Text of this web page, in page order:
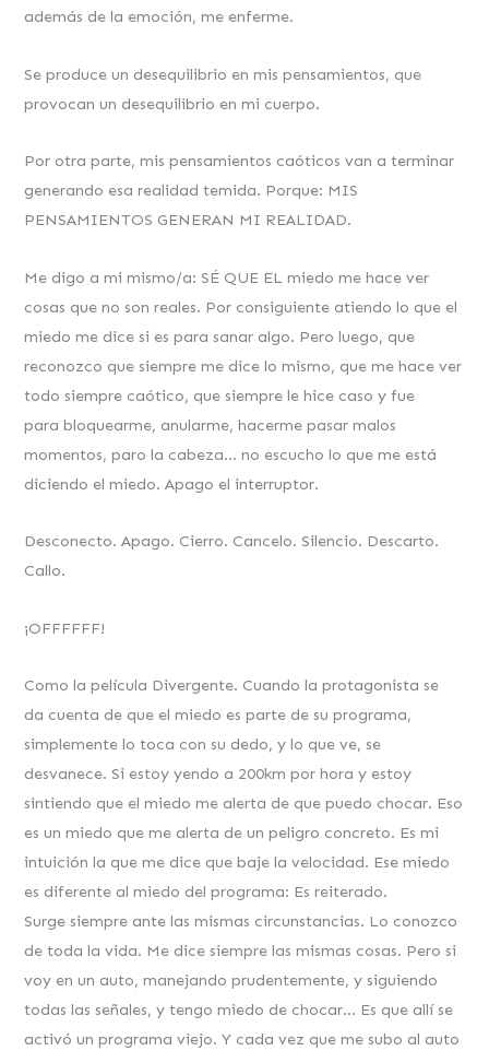
además de la emoción, me enferme.
Se produce un desequilibrio en mis pensamientos, que
provocan un desequilibrio en mi cuerpo.
Por otra parte, mis pensamientos caóticos van a terminar
generando esa realidad temida. Porque: MIS
PENSAMIENTOS GENERAN MI REALIDAD.
Me digo a mi mismo/a: SÉ QUE EL miedo me hace ver
cosas que no son reales. Por consiguiente atiendo lo que el
miedo me dice si es para sanar algo. Pero luego, que
reconozco que siempre me dice lo mismo, que me hace ver
todo siempre caótico, que siempre le hice caso y fue
para bloquearme, anularme, hacerme pasar malos
momentos, paro la cabeza… no escucho lo que me está
diciendo el miedo. Apago el interruptor.
Desconecto. Apago. Cierro. Cancelo. Silencio. Descarto.
Callo.
¡OFFFFFF!
Como la película Divergente. Cuando la protagonista se
da cuenta de que el miedo es parte de su programa,
simplemente lo toca con su dedo, y lo que ve, se
desvanece. Si estoy yendo a 200km por hora y estoy
sintiendo que el miedo me alerta de que puedo chocar. Eso
es un miedo que me alerta de un peligro concreto. Es mi
intuición la que me dice que baje la velocidad. Ese miedo
es diferente al miedo del programa: Es reiterado.
Surge siempre ante las mismas circunstancias. Lo conozco
de toda la vida. Me dice siempre las mismas cosas. Pero si
voy en un auto, manejando prudentemente, y siguiendo
todas las señales, y tengo miedo de chocar… Es que allí se
activó un programa viejo. Y cada vez que me subo al auto